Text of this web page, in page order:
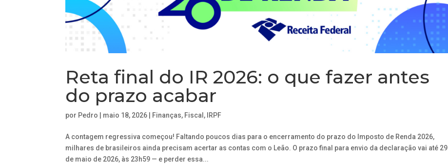
Reta final do IR 2026: o que fazer antes
do prazo acabar
por Pedro maio 18, 2026 Finanças, Fiscal , IRPF
A contagem regressiva começou! Faltando poucos dias para o encerramento do prazo do Imposto de Renda 2026,
milhares de brasileiros ainda precisam acertar as contas com o Leão. O prazo final para envio da declaração vai até 29
de maio de 2026, às 23h59 — e perder essa...